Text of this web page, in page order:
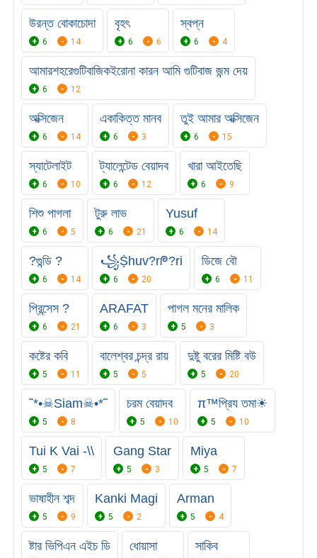
উরন্ত বোকাচোদা
6 14
বৃহৎ
6 6
স্বপ্ন
6 4
আমারশহরেগুটিবাজিকইরোনা কারন আমি গুটিবাজ জন্ম দেয়
6 12
অক্সিজেন
6 14
একাকিত্ত মানব
6 3
তুই আমার অক্সিজেন
6 15
স্যাটেলাইট
6 10
ট্যালেন্টেড বেয়াদব
6 12
খারা আইতেছি
6 9
শিশু পাগলা
6 5
টুরু লাভ
6 21
Yusuf
6 14
?গুন্ডি ?
6 14
꧁Ṩhuv?rᖘ?ri
6 20
ডিজে বৌ
6 11
প্রিন্সেস ?
6 21
ARAFAT
6 3
পাগল মনের মালিক
5 3
কষ্টের কবি
5 11
বালেশ্বর চন্দ্র রায়
5 5
দুষ্টু বরের মিষ্টি বউ
5 20
˜*•☠Siam☠•*˜
5 8
চরম বেয়াদব
5 10
π™প্রিয তমা☀
5 10
Tui K Vai -\\
5 7
Gang Star
5 3
Miya
5 7
ভাষাহীন শব্দ
5 9
Kanki Magi
5 2
Arman
5 4
ষ্টার ভিপিএন এইচ ডি ধোয়াসা সাকিব